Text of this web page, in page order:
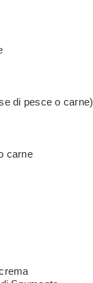
di pesce o carne)
carne